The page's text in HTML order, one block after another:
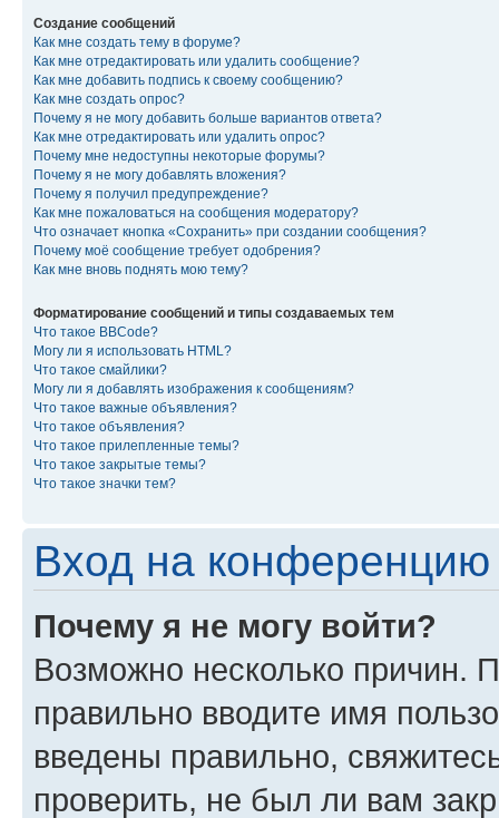
Создание сообщений
Как мне создать тему в форуме?
Как мне отредактировать или удалить сообщение?
Как мне добавить подпись к своему сообщению?
Как мне создать опрос?
Почему я не могу добавить больше вариантов ответа?
Как мне отредактировать или удалить опрос?
Почему мне недоступны некоторые форумы?
Почему я не могу добавлять вложения?
Почему я получил предупреждение?
Как мне пожаловаться на сообщения модератору?
Что означает кнопка «Сохранить» при создании сообщения?
Почему моё сообщение требует одобрения?
Как мне вновь поднять мою тему?
Форматирование сообщений и типы создаваемых тем
Что такое BBCode?
Могу ли я использовать HTML?
Что такое смайлики?
Могу ли я добавлять изображения к сообщениям?
Что такое важные объявления?
Что такое объявления?
Что такое прилепленные темы?
Что такое закрытые темы?
Что такое значки тем?
Вход на конференцию
Почему я не могу войти?
Возможно несколько причин.
правильно вводите имя
введены правильно,
проверить, не был ли вам